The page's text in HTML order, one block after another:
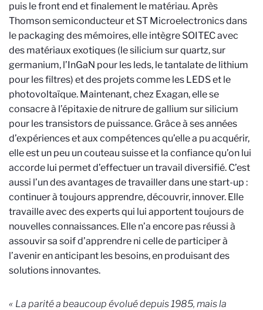
puis le front end et finalement le matériau. Après
Thomson semiconducteur et ST Microelectronics dans
le packaging des mémoires, elle intègre SOITEC avec
des matériaux exotiques (le silicium sur quartz, sur
germanium, l’InGaN pour les leds, le tantalate de lithium
pour les filtres) et des projets comme les LEDS et le
photovoltaïque. Maintenant, chez Exagan, elle se
consacre à l’épitaxie de nitrure de gallium sur silicium
pour les transistors de puissance. Grâce à ses années
d’expériences et aux compétences qu’elle a pu acquérir,
elle est un peu un couteau suisse et la confiance qu’on lui
accorde lui permet d’effectuer un travail diversifié. C’est
aussi l’un des avantages de travailler dans une start-up :
continuer à toujours apprendre, découvrir, innover. Elle
travaille avec des experts qui lui apportent toujours de
nouvelles connaissances. Elle n’a encore pas réussi à
assouvir sa soif d’apprendre ni celle de participer à
l’avenir en anticipant les besoins, en produisant des
solutions innovantes.
« La parité a beaucoup évolué depuis 1985, mais la